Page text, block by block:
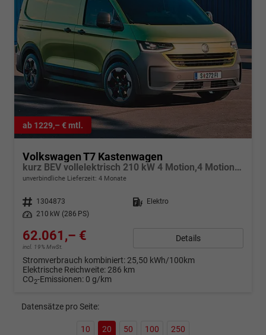
ab 1229,– € mtl.
Volkswagen T7 Kastenwagen
kurz BEV vollelektrisch 210 kW 4 Motion,4 Motion, Klimaautomatik für 1 Zone, Außenspiegel elektrisch klappbar, Batterie 70 kWh netto
unverbindliche Lieferzeit: 4 Monate
Fahrzeugnr. 1304873 Kraftstoff
Elektro
Leistung
210 kW (286 PS)
62.061,– €
incl. 19% MwSt.
Details
Stromverbrauch kombiniert: 25,50 kWh/100km
Elektrische Reichweite: 286 km
CO2-Emissionen: 0 g/km
Datensätze pro Seite:
10 20 50 100 250